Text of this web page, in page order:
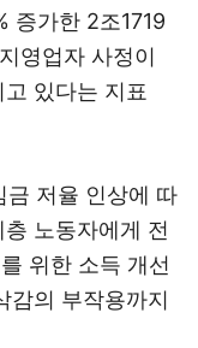
증가한 2조1719
영업자 사정이
있다는 지표
금 저율 인상에 따
노동자에게 전
위한 소득 개선
감의 부작용까지